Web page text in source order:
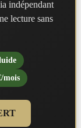
indépendant
lecture sans
mois